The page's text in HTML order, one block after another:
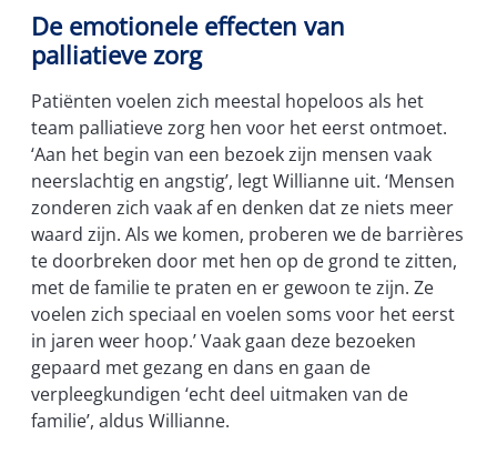
De emotionele effecten van
palliatieve zorg
Patiënten voelen zich meestal hopeloos als het
team palliatieve zorg hen voor het eerst ontmoet.
‘Aan het begin van een bezoek zijn mensen vaak
neerslachtig en angstig’, legt Willianne uit. ‘Mensen
zonderen zich vaak af en denken dat ze niets meer
waard zijn. Als we komen, proberen we de barrières
te doorbreken door met hen op de grond te zitten,
met de familie te praten en er gewoon te zijn. Ze
voelen zich speciaal en voelen soms voor het eerst
in jaren weer hoop.’ Vaak gaan deze bezoeken
gepaard met gezang en dans en gaan de
verpleegkundigen ‘echt deel uitmaken van de
familie’, aldus Willianne.